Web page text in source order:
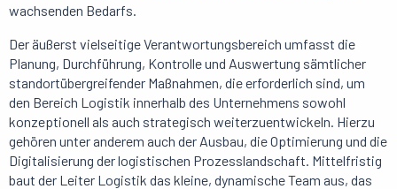
wachsenden Bedarfs.
Der äußerst vielseitige Verantwortungsbereich umfasst die
Planung, Durchführung, Kontrolle und Auswertung sämtlicher
standortübergreifender Maßnahmen, die erforderlich sind, um
den Bereich Logistik innerhalb des Unternehmens sowohl
konzeptionell als auch strategisch weiterzuentwickeln. Hierzu
gehören unter anderem auch der Ausbau, die Optimierung und die
Digitalisierung der logistischen Prozesslandschaft. Mittelfristig
baut der Leiter Logistik das kleine, dynamische Team aus, das